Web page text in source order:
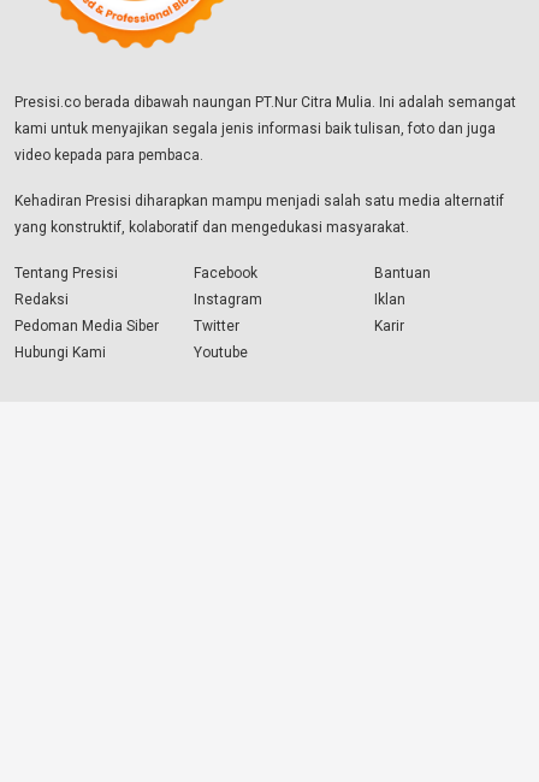
Presisi.co berada dibawah naungan PT.Nur Citra Mulia. Ini adalah semangat
kami untuk menyajikan segala jenis informasi baik tulisan, foto dan juga
video kepada para pembaca.
Kehadiran Presisi diharapkan mampu menjadi salah satu media alternatif
yang konstruktif, kolaboratif dan mengedukasi masyarakat.
Tentang Presisi
Redaksi
Pedoman Media Siber
Hubungi Kami
Facebook
Instagram
Twitter
Youtube
Bantuan
Iklan
Karir